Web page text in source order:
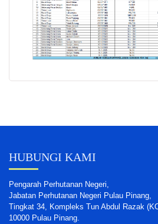
HUBUNGI KAMI
Pengarah Perhutanan Negeri,
Jabatan Perhutanan Negeri Pulau Pinang,
Tingkat 34, Kompleks Tun Abdul Razak
10000 Pulau Pinang.